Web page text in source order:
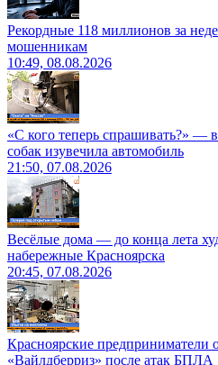
Рекордные 118 миллионов за
мошенникам
10:49, 08.08.2026
«С кого теперь спрашивать?» —
собак изувечила автомобиль
21:50, 07.08.2026
Весёлые дома — до конца лета
набережные Красноярска
20:45, 07.08.2026
Красноярские предприниматели
«Вайлдберриз» после атак БПЛА